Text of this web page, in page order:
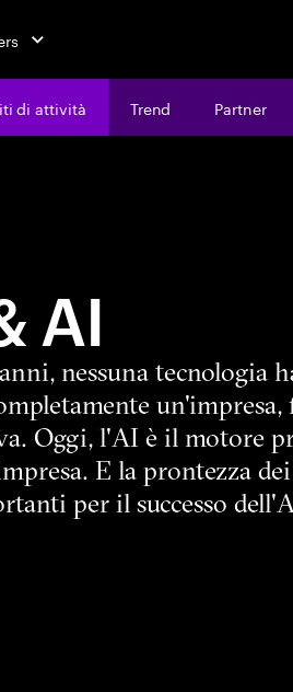
di attività Trend Partner
AI
nessuna tecnologia
Oggi, l'AI è il motore
E la prontezza
per il successo